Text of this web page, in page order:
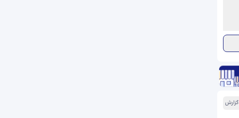
گزارش